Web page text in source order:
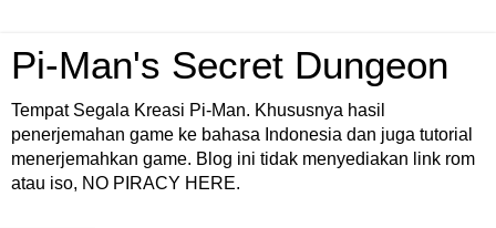
Pi-Man's Secret Dungeon
Tempat Segala Kreasi Pi-Man. Khususnya hasil
penerjemahan game ke bahasa Indonesia dan juga tutorial
menerjemahkan game. Blog ini tidak menyediakan link rom
atau iso, NO PIRACY HERE.